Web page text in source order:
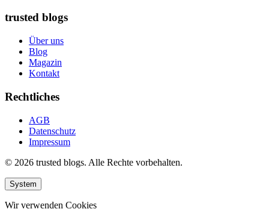
trusted blogs
Über uns
Blog
Magazin
Kontakt
Rechtliches
AGB
Datenschutz
Impressum
© 2026 trusted blogs. Alle Rechte vorbehalten.
System
Wir verwenden Cookies